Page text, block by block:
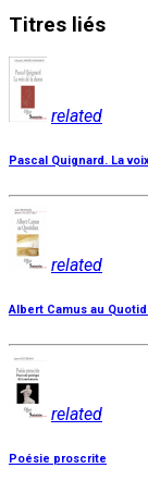
Titres liés
related
Pascal Quignard. La
related
Albert Camus au
related
Poésie proscrite